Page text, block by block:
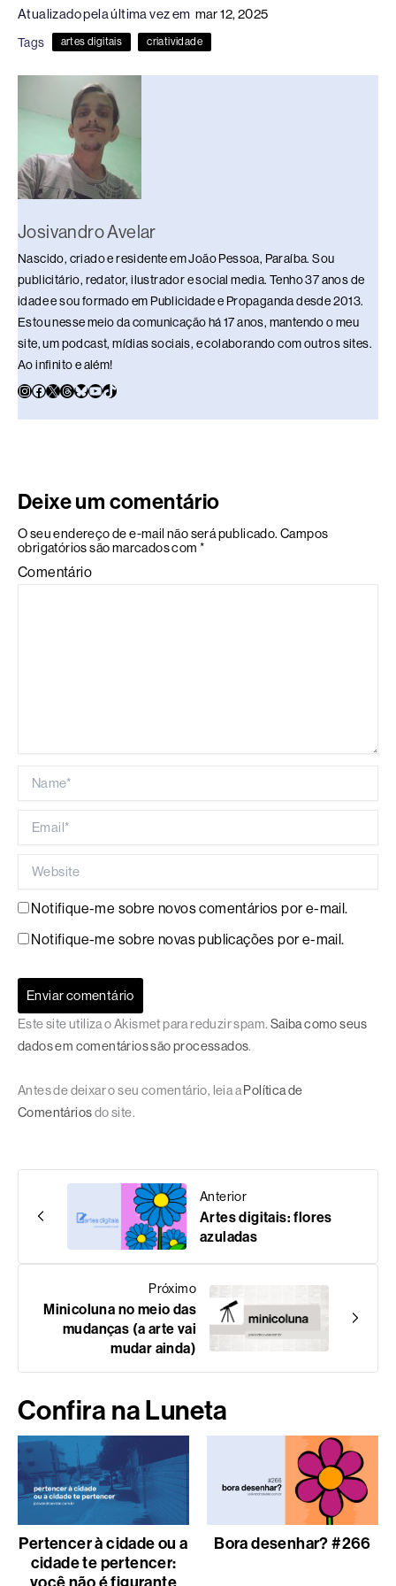
e
b
o
o
a
d
s
e
dI
n
sk
y
s
p
y
n
Atualizado pela última vez em mar 12, 2025
Tags artes digitais criatividade
Josivandro Avelar
Nascido, criado e residente em João Pessoa, Paraíba. Sou
publicitário, redator, ilustrador e social media. Tenho 37 anos de
idade e sou formado em Publicidade e Propaganda desde 2013.
Estou nesse meio da comunicação há 17 anos, mantendo o meu
site, um podcast, mídias sociais, e colaborando com outros sites.
Ao infinito e além!
Deixe um comentário
O seu endereço de e-mail não será publicado. Campos
obrigatórios são marcados com *
Comentário
Notifique-me sobre novos comentários por e-mail.
Notifique-me sobre novas publicações por e-mail.
Este site utiliza o Akismet para reduzir spam. Saiba como seus
dados em comentários são processados.
Antes de deixar o seu comentário, leia aPolítica de
Comentáriosdo site.
Anterior
Artes digitais: flores
azuladas
Próximo
Minicoluna no meio das
mudanças (a arte vai
mudar ainda)
Confira na Luneta
Pertencer à cidade ou a
cidade te pertencer:
Bora desenhar? #266